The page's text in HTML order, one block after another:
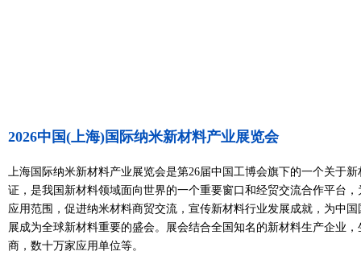
2026中国(上海)国际纳米新材料产业展览会
上海国际纳米新材料产业展览会是第26届中国工博会旗下的一个关
证，是我国新材料领域面向世界的一个重要窗口和经贸交流合作平台
应用范围，促进纳米材料商贸交流，宣传新材料行业发展成就，为中
展成为全球新材料重要的盛会。展会结合全国知名的新材料生产企业
商，数十万家应用单位等。